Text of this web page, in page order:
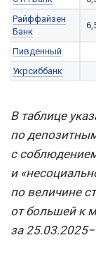
Райффайзен
Банк
Пивденный
Укрсиббанк
В таблице
по
с
и
по величине
от большей к
за